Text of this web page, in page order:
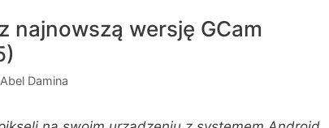
najnowszą wersję GCam
Abel Damina